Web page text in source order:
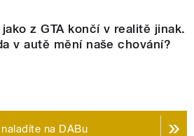
z GTA končí v realitě jinak.
v autě mění naše chování?
na DABu